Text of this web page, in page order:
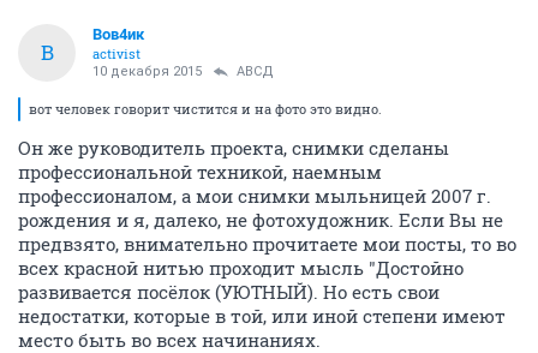
В
Вов4ик
activist
10 декабря 2015 АВСД
вот человек говорит чистится и на фото это видно.
Он же руководитель проекта, снимки сделаны
профессиональной техникой, наемным
профессионалом, а мои снимки мыльницей 2007 г.
рождения и я, далеко, не фотохудожник. Если Вы не
предвзято, внимательно прочитаете мои посты, то во
всех красной нитью проходит мысль "Достойно
развивается посёлок (УЮТНЫЙ). Но есть свои
недостатки, которые в той, или иной степени имеют
место быть во всех начинаниях.